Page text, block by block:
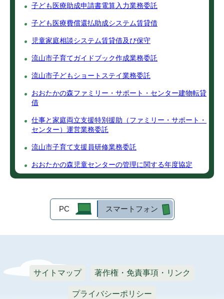
子ども医療助成申請書電算入力業務委託
子ども医療費償還払助成システム賃貸借
児童家庭相談システム賃貸借及び保守
流山市子育てガイドブック作成業務委託
流山市子どもショートステイ業務委託
おおたかの森ファミリー・サポート・センター建物転貸
借
仕事と家庭両立支援特別援助（ファミリー・サポート・
センター）運営業務委託
流山市子育て支援員研修業務委託
おおたかの森児童センターの管理に関する年度協定
PC スマートフォン
サイトマップ 著作権・免責事項・リンク
プライバシーポリシー